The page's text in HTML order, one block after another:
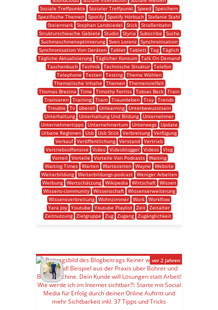
Soziale Treffpunkte
Sozialer Treffpunkt Speed Speichern
Spezifische Themen Spotify Spotify Hörbuch Stefanie Stahl
Steiermark
Stephan Landsiedel Stick
Straßenbahn
Strukturschwache Gebiete
Studio Styria Subscribe
Suche
Suchmaschinenoptimierung
Sven Lorenz
Synchronisation
Synchronisation Von Geräten Tablet Tablett Tag Täglich
Tägliche Aktualisierung Täglicher Konsum Talk On Demand
Taschenbuch
Technik Technische Struktur
Telefon
Telephone
Testen Testing
Thema Wählen
Thematische Inhalte
Themen Themenvielfalt
Thomas Brezina
Time Timothy Ferriss Tobias Beck
Train
Trainieren Training Tram Traumleben Tray Trends
Trouble
Tv überall Unlearning
Unterbewusstsein
Unterhaltung
Unterhaltung Und Bildung
Unternehmer
Unternehmertipps
Unternehmertum Unterwegs
Update
Urbane Regionen
Usb Usb Stick Verbreitung Verfügung
Verkauf
Veröffentlichung Verstand
Vertrieb
Vertriebsoffensive
Video Videoblogger Videos
Vlog
Vorteil
Vorteile Vorteile Von Podcasts
Waiting
Waiting Times
Warten Wartezeiten Wayne
Website
Weiterbildung
Weiterbildungs-podcast
Weniger Arbeiten
Werbung
Wertschätzung Wikipedia Wirtschaft
Wissen
Wissens-community
Wissenschaft
Wissenserweiterung
Wissensverbreitung
Wohnzimmer Work
Workflow
Yara Joy Youtube Youtube Playlist Zeit Zeitalter
Zeitnutzung
Zielgruppe Zug Zugang Zugänglichkeit
vor 2 Jahren